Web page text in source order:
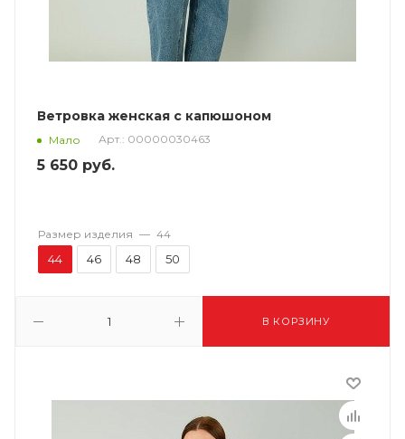
Ветровка женская с капюшоном
Мало Арт.: 00000030463
5 650 руб.
В КОРЗИНУ
Размер изделия — 44
44 46 48 50